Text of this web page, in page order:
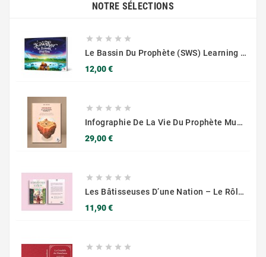
NOTRE SÉLECTIONS
    
Le Bassin Du Prophète (SWS) Learning Roots
12,00 €Prix
    
Infographie De La Vie Du Prophète Muhammad ﷺ – Biographie Illustrée
29,00 €Prix
    
Les Bâtisseuses D’une Nation – Le Rôle Des Femmes Musulmanes – Muslim City
11,90 €Prix
    